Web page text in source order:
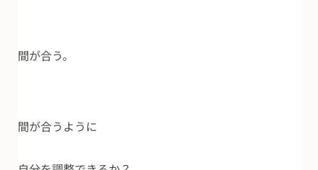
間が合う。
間が合うように